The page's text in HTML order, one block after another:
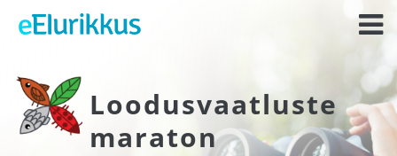
Loodusvaatluste
maraton